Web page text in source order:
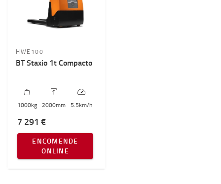
HWE100
BT Staxio 1t Compacto
1000kg 2000mm 5.5km/h
7 291 €
ENCOMENDE
ONLINE